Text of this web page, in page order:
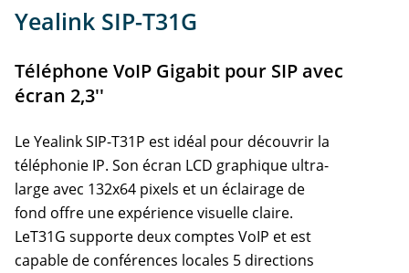
Accessoires
Yealink SIP-T31G
Téléphone VoIP Gigabit pour SIP avec
écran 2,3''
Le Yealink SIP-T31P est idéal pour découvrir la
téléphonie IP. Son écran LCD graphique ultra-
large avec 132x64 pixels et un éclairage de
fond offre une expérience visuelle claire.
LeT31G supporte deux comptes VoIP et est
capable de conférences locales 5 directions